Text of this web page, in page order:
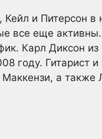
и Питерсон
все еще
Карл Диксон
году. Гитарист
а